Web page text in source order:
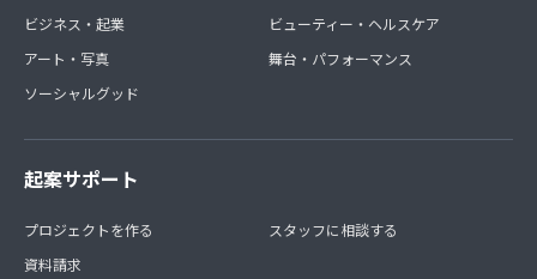
ビジネス・起業
アート・写真
ソーシャルグッド
ビューティー・ヘルスケア
舞台・パフォーマンス
起案サポート
プロジェクトを作る
資料請求
スタッフに相談する